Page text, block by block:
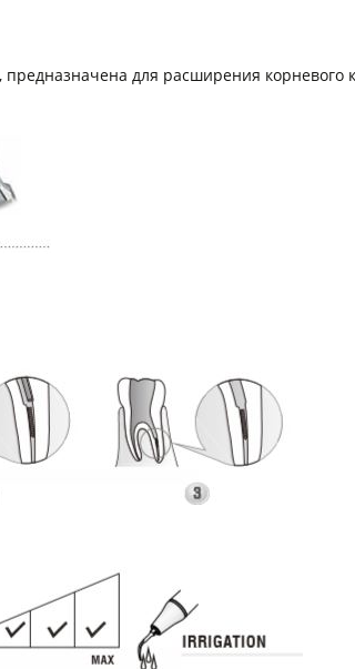
для расширения